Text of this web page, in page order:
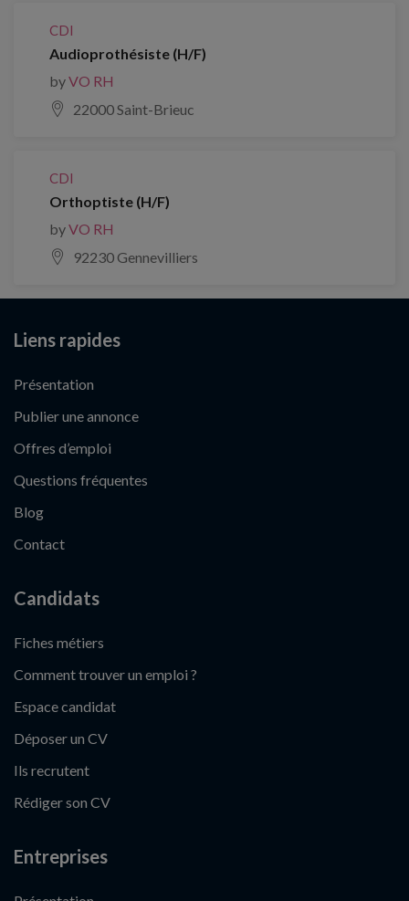
CDI
Audioprothésiste (H/F)
byVO RH
22000 Saint-Brieuc
CDI
Orthoptiste (H/F)
byVO RH
92230 Gennevilliers
Liens rapides
Présentation
Publier une annonce
Offres d’emploi
Questions fréquentes
Blog
Contact
Candidats
Fiches métiers
Comment trouver un emploi ?
Espace candidat
Déposer un CV
Ils recrutent
Rédiger son CV
Entreprises